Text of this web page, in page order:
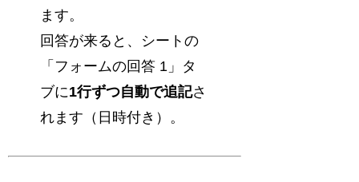
ます。
回答が来ると、シートの
「フォームの回答 1」タ
ブに1行ずつ自動で追記さ
れます（日時付き）。